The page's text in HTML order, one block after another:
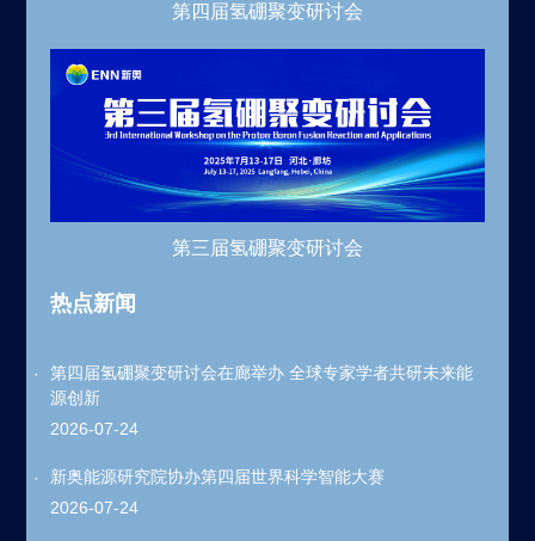
第四届氢硼聚变研讨会
第三届氢硼聚变研讨会
热点新闻
第四届氢硼聚变研讨会在廊举办 全球专家学者共研未来能
源创新
2026-07-24
新奥能源研究院协办第四届世界科学智能大赛
2026-07-24